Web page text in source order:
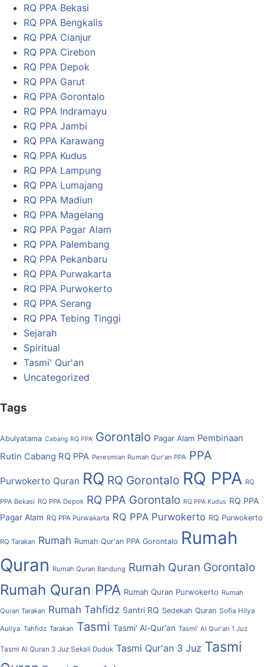
RQ PPA Bekasi
RQ PPA Bengkalis
RQ PPA Cianjur
RQ PPA Cirebon
RQ PPA Depok
RQ PPA Garut
RQ PPA Gorontalo
RQ PPA Indramayu
RQ PPA Jambi
RQ PPA Karawang
RQ PPA Kudus
RQ PPA Lampung
RQ PPA Lumajang
RQ PPA Madiun
RQ PPA Magelang
RQ PPA Pagar Alam
RQ PPA Palembang
RQ PPA Pekanbaru
RQ PPA Purwakarta
RQ PPA Purwokerto
RQ PPA Serang
RQ PPA Tebing Tinggi
Sejarah
Spiritual
Tasmi' Qur'an
Uncategorized
Tags
Abulyatama Cabang RQ PPA Gorontalo Pagar Alam Pembinaan
Rutin Cabang RQ PPA Peresmian Rumah Qur'an PPA PPA
Purwokerto Quran RQ RQ Gorontalo RQ PPA RQ
PPA Bekasi RQ PPA Depok RQ PPA Gorontalo RQ PPA Kudus RQ PPA
Pagar Alam RQ PPA Purwakarta RQ PPA Purwokerto RQ Purwokerto
RQ Tarakan Rumah Rumah Qur'an PPA Gorontalo Rumah
Quran Rumah Quran Bandung Rumah Quran Gorontalo
Rumah Quran PPA Rumah Quran Purwokerto Rumah
Quran Tarakan Rumah Tahfidz Santri RQ Sedekah Quran Sofia Hilya
Auliya Tahfidz Tarakan Tasmi Tasmi' Al-Qur'an Tasmi' Al Qur'an 1 Juz
Tasmi Al Quran 3 Juz Sekali Duduk Tasmi Qur'an 3 Juz Tasmi